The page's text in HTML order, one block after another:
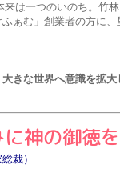
来は一つのいのち。竹
ぁむ」創業者の方に
きな世界へ意識を拡大
神の御徳
裁）